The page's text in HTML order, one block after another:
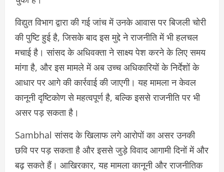
विद्युत विभाग द्वारा की गई जांच में उनके आवास पर बिजली चोरी
की पुष्टि हुई है, जिसके बाद इस मुद्दे ने राजनीति में भी हलचल
मचाई है। सांसद के अधिवक्ता ने साक्ष्य पेश करने के लिए समय
मांगा है, और इस मामले में अब उच्च अधिकारियों के निर्देशों के
आधार पर आगे की कार्रवाई की जाएगी। यह मामला न केवल
कानूनी दृष्टिकोण से महत्वपूर्ण है, बल्कि इससे राजनीति पर भी
असर पड़ सकता है।
Sambhal सांसद के खिलाफ लगे आरोपों का असर उनकी
छवि पर पड़ सकता है और इससे जुड़े विवाद आगामी दिनों में और
बढ़ सकते हैं। आखिरकार, यह मामला कानूनी और राजनीतिक